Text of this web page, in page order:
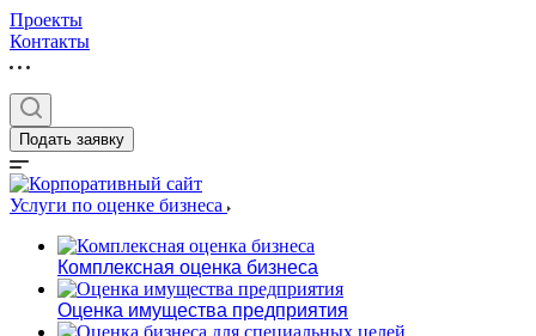
Проекты
Контакты
Подать заявку
Услуги по оценке бизнеса
Комплексная оценка бизнеса
Оценка имущества предприятия